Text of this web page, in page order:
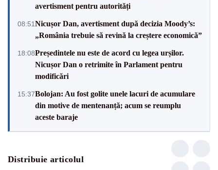
avertisment pentru autorități
08:51Nicușor Dan, avertisment după decizia Moody’s:
„România trebuie să revină la creștere economică”
18:08Președintele nu este de acord cu legea urșilor.
Nicușor Dan o retrimite în Parlament pentru
modificări
15:37Bolojan: Au fost golite unele lacuri de acumulare
din motive de mentenanță; acum se reumplu
aceste baraje
Distribuie articolul